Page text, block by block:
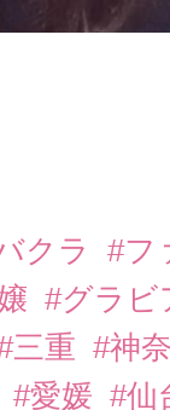
クラ
#フ
#グラ
三重 #神
#愛媛 #仙